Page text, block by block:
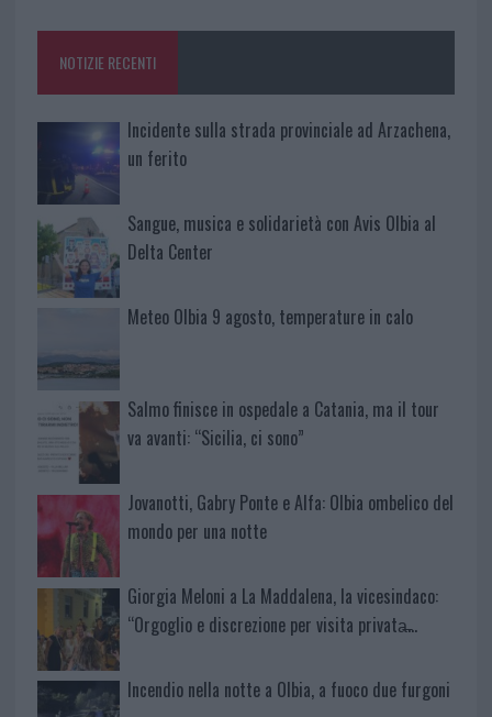
o
k
p
NOTIZIE RECENTI
Incidente sulla strada provinciale ad Arzachena,
un ferito
Sangue, musica e solidarietà con Avis Olbia al
Delta Center
Meteo Olbia 9 agosto, temperature in calo
Salmo finisce in ospedale a Catania, ma il tour
va avanti: “Sicilia, ci sono”
Jovanotti, Gabry Ponte e Alfa: Olbia ombelico del
mondo per una notte
Giorgia Meloni a La Maddalena, la vicesindaco:
“Orgoglio e discrezione per visita privata̶…
Incendio nella notte a Olbia, a fuoco due furgoni